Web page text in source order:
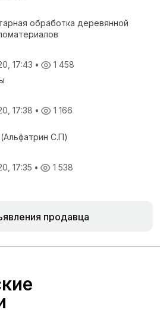
обработка деревянной
17:43 •
1 458
17:38 • 1 166
С.П)
17:35 • 1 538
продавца